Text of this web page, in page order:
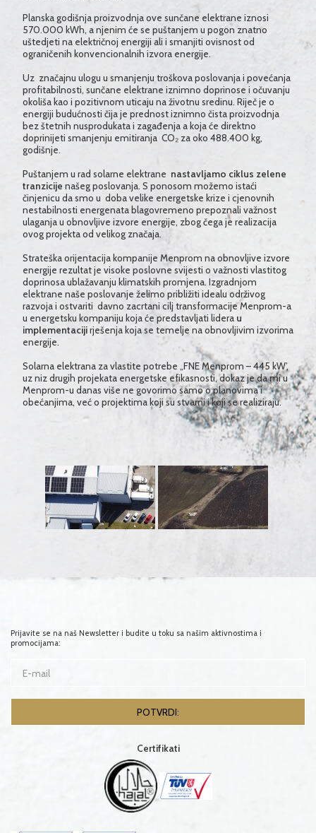
Planska godišnja proizvodnja ove sunčane elektrane iznosi
570.000 kWh, a njenim će se puštanjem u pogon znatno
uštedjeti na električnoj energiji ali i smanjiti ovisnost od
ograničenih konvencionalnih izvora energije.
Uz značajnu ulogu u smanjenju troškova poslovanja i povećanja
profitabilnosti, sunčane elektrane iznimno doprinose i očuvanju
okoliša kao i pozitivnom uticaju na životnu sredinu. Riječ je o
energiji budućnosti čija je prednost iznimno čista proizvodnja
bez štetnih nusprodukata i zagađenja a koja će direktno
doprinijeti smanjenju emitiranja CO₂ za oko 488.400 kg,
godišnje.
Puštanjem u rad solarne elektrane nastavljamo ciklus zelene
tranzicije našeg poslovanja. S ponosom možemo istaći
činjenicu da smo u doba velike energetske krize i cjenovnih
nestabilnosti energenata blagovremeno prepoznali važnost
ulaganja u obnovljive izvore energije, zbog čega je realizacija
ovog projekta od velikog značaja.
Strateška orijentacija kompanije Menprom na obnovljive izvore
energije rezultat je visoke poslovne svijesti o važnosti vlastitog
doprinosa ublažavanju klimatskih promjena. Izgradnjom
elektrane naše poslovanje želimo približiti idealu održivog
razvoja i ostvariti davno zacrtani cilj transformacije Menprom-a
u energetsku kompaniju koja će predstavljati lidera u
implementacijirješenja koja se temelje na obnovljivim izvorima
energije.
Solarna elektrana za vlastite potrebe „FNE Menprom – 445 kW’,
uz niz drugih projekata energetske efikasnosti, dokaz je da mi u
Menprom-u danas više ne govorimo samo o planovima i
obećanjima, već o projektima koji su stvarni i koji se realiziraju.
Prijavite se na naš Newsletter i budite u toku sa našim aktivnostima i
promocijama:
Certifikati